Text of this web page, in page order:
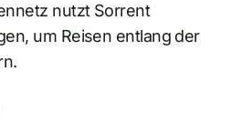
nutzt Sorrent
um Reisen entlang der